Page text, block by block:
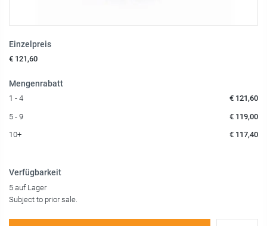
Einzelpreis
€ 121,60
Mengenrabatt
1 - 4 € 121,60
5 - 9 € 119,00
10+ € 117,40
Verfügbarkeit
5 auf Lager
Subject to prior sale.